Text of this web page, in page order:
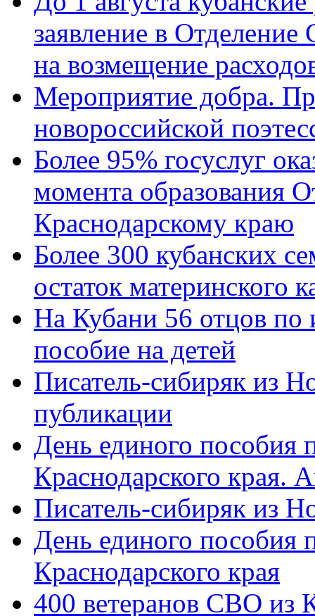
заявление в
на возмещение
Мероприятие добра.
новороссийской
Более 95% госуслуг
момента образования
Краснодарскому краю
Более 300 кубанских
остаток материнского
На Кубани 56 отцов по
пособие на детей
Писатель-сибиряк из
публикации
День единого пособия
Краснодарского края.
Писатель-сибиряк из
День единого пособия
Краснодарского края
400 ветеранов СВО из